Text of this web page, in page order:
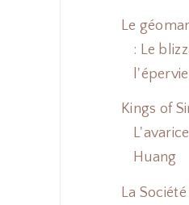
Le
: Le
Kings of
Huang
La